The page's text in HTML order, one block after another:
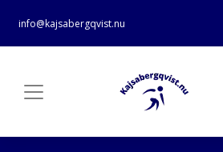
info@kajsabergqvist.nu